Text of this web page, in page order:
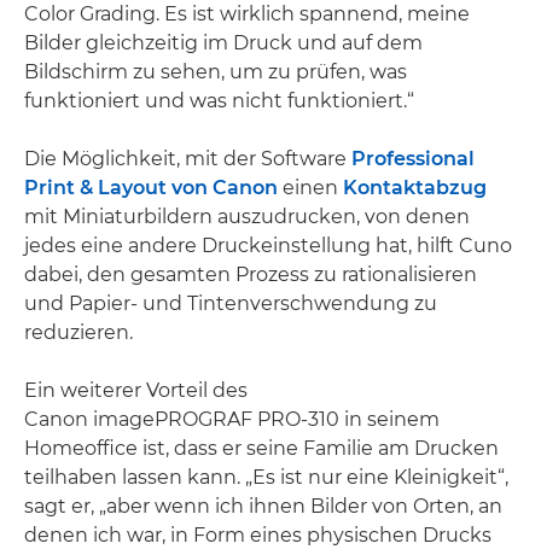
Color Grading. Es ist wirklich spannend, meine
Bilder gleichzeitig im Druck und auf dem
Bildschirm zu sehen, um zu prüfen, was
funktioniert und was nicht funktioniert.“
Die Möglichkeit, mit der Software Professional
Print & Layout von Canon einen Kontaktabzug
mit Miniaturbildern auszudrucken, von denen
jedes eine andere Druckeinstellung hat, hilft Cuno
dabei, den gesamten Prozess zu rationalisieren
und Papier- und Tintenverschwendung zu
reduzieren.
Ein weiterer Vorteil des
Canon imagePROGRAF PRO-310 in seinem
Homeoffice ist, dass er seine Familie am Drucken
teilhaben lassen kann. „Es ist nur eine Kleinigkeit“,
sagt er, „aber wenn ich ihnen Bilder von Orten, an
denen ich war, in Form eines physischen Drucks